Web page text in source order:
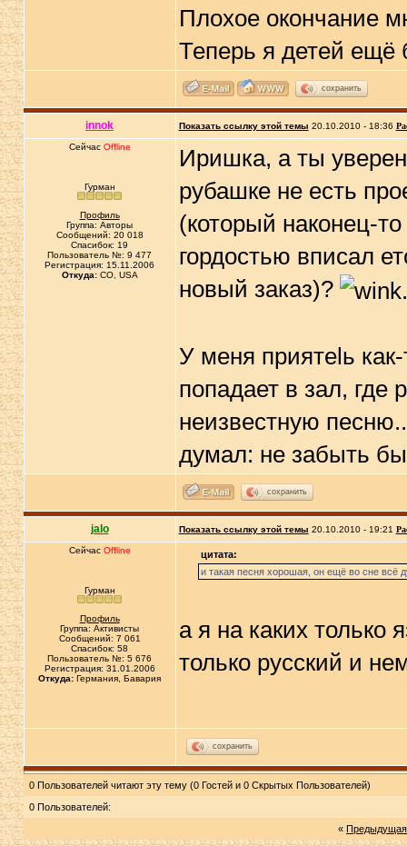
Плохое окончание
Теперь я детей ещё
сохранить
innok Показать ссылку этой темы 20.10.2010 - 18:36
Сейчас Offline
Гурман
Профиль
Группа: Авторы
Сообщений: 20 018
Спасибок: 19
Пользователь №: 9 477
Регистрация: 15.11.2006
Откуда:CO, USA
Иришка, а ты
рубашке не есть
(который наконец-
гордостью вписал
новый заказ)?
У меня приятelь
попадает в зал, где
неизвестную
думал: не забыть
сохранить
jalo Показать ссылку этой темы 20.10.2010 - 19:21
Сейчас Offline
Гурман
Профиль
Группа: Активисты
Сообщений: 7 061
Спасибок: 58
Пользователь №: 5 676
Регистрация: 31.01.2006
Откуда: Германия, Бавария
цитата:
и такая песня хорошая, он ещё во сне всё
а я на каких только
только русский и
сохранить
0 Пользователей читают эту тему (0 Гостей и 0 Скрытых Пользователей)
0 Пользователей:
«